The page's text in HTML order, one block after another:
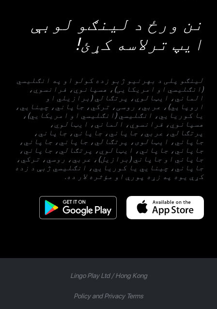
نن ورځ د لینګو لوبې
ایپ ترلاسه کړئ!
لینګو پلی د بهرنیو ژبو زده کولو او په انګلیسي
(انګلیسي او امریکایی)، هسپانوي، فرانسوي،
الماني، ایټالوي، پرتګالي (برازیلي او
اروپايي)، عربي، روسی، ترکي، جاپاني، چینایي،
یا کوریايي، انګلیسي (انګلیسي او امریکایي)،
هسپانوي، فرانسوي، الماني، ایټالوي،
پرتګالي، عربي، جاپاني، جاپاني، جاپاني،
جاپاني، ایټالوی، پرتګالي، جاپاني، جاپاني،
جاپاني، جاپاني، ایټالوي، پرتګالي، جاپاني،
جاپاني او جاپاني (برازيل)، عربي، روسي، ترکي،
جاپاني، چینايي یا کوریايي، انګلیسي ژبې د زده
کړې یوه په زړه پورې او مؤثره لار ده.
Lingo Play Ltd /Hong Kong
Policy and Privacy Terms